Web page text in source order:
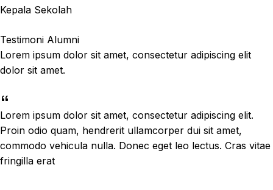
Kepala Sekolah
Testimoni Alumni
Lorem ipsum dolor sit amet, consectetur adipiscing elit
dolor sit amet.
Lorem ipsum dolor sit amet, consectetur adipiscing elit.
Proin odio quam, hendrerit ullamcorper dui sit amet,
commodo vehicula nulla. Donec eget leo lectus. Cras vitae
fringilla erat